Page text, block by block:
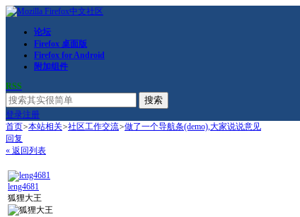
论坛
Firefox 桌面版
Firefox for Android
附加组件
RSS
搜索
登录注册
首页>本站相关>社区工作交流>做了一个导航条(demo),大家说说意见
回复
« 返回列表
leng4681
狐狸大王